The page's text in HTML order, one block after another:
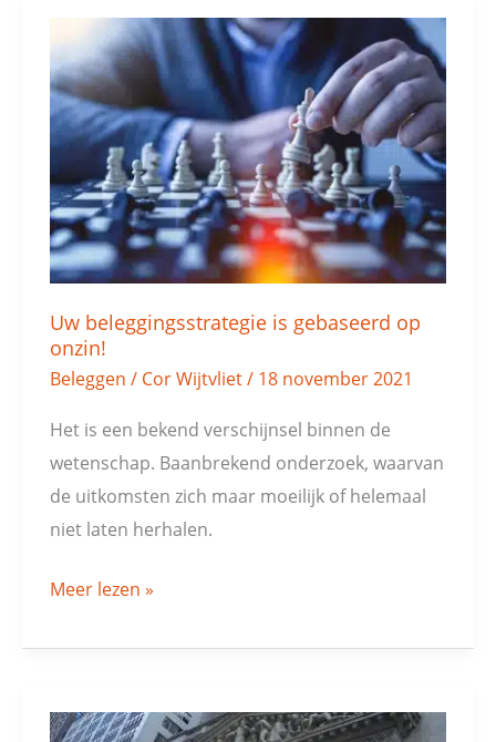
Uw beleggingsstrategie is gebaseerd op
onzin!
Beleggen / Cor Wijtvliet/ 18 november 2021
Het is een bekend verschijnsel binnen de
wetenschap. Baanbrekend onderzoek, waarvan
de uitkomsten zich maar moeilijk of helemaal
niet laten herhalen.
beleggingsstrategie
is
gebaseerd
op
onzin!
Meer lezen »
Deze